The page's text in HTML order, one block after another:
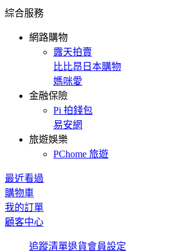
綜合服務
網路購物
露天拍賣
比比昂日本購物
媽咪愛
金融保險
Pi 拍錢包
易安網
旅遊娛樂
PChome 旅遊
最近看過
購物車
我的訂單
顧客中心
追蹤清單退貨會員設定